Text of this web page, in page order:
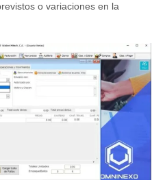
o variaciones en la